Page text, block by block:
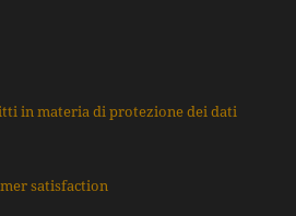
in materia di protezione dei dati
satisfaction